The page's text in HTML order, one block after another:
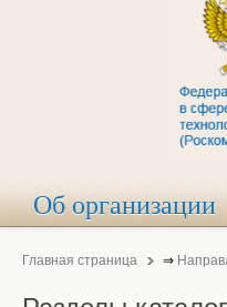
Об организации
Главная страница ⇒